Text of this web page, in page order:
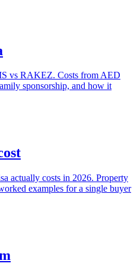
vs RAKEZ. Costs from AED
sponsorship, and how it
actually costs in 2026. Property
examples for a single buyer